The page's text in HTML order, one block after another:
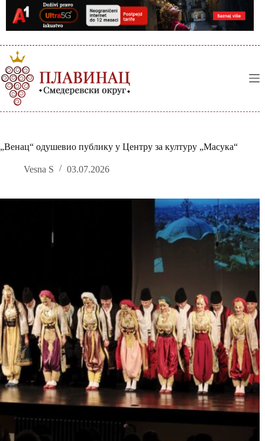
content
„Венац“ одушевио публику у Центру за културу „Масука“
Vesna S 03.07.2026